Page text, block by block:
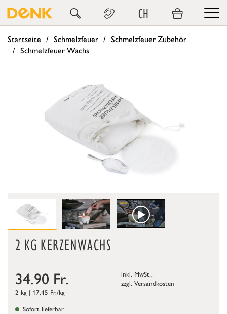
CH
Startseite Schmelzfeuer
Schmelzfeuer Zubehör
Schmelzfeuer Wachs
2 KG KERZENWACHS
34.90 Fr.
inkl. MwSt.,
zzgl. Versandkosten
2 kg | 17.45 Fr./kg
Sofort lieferbar